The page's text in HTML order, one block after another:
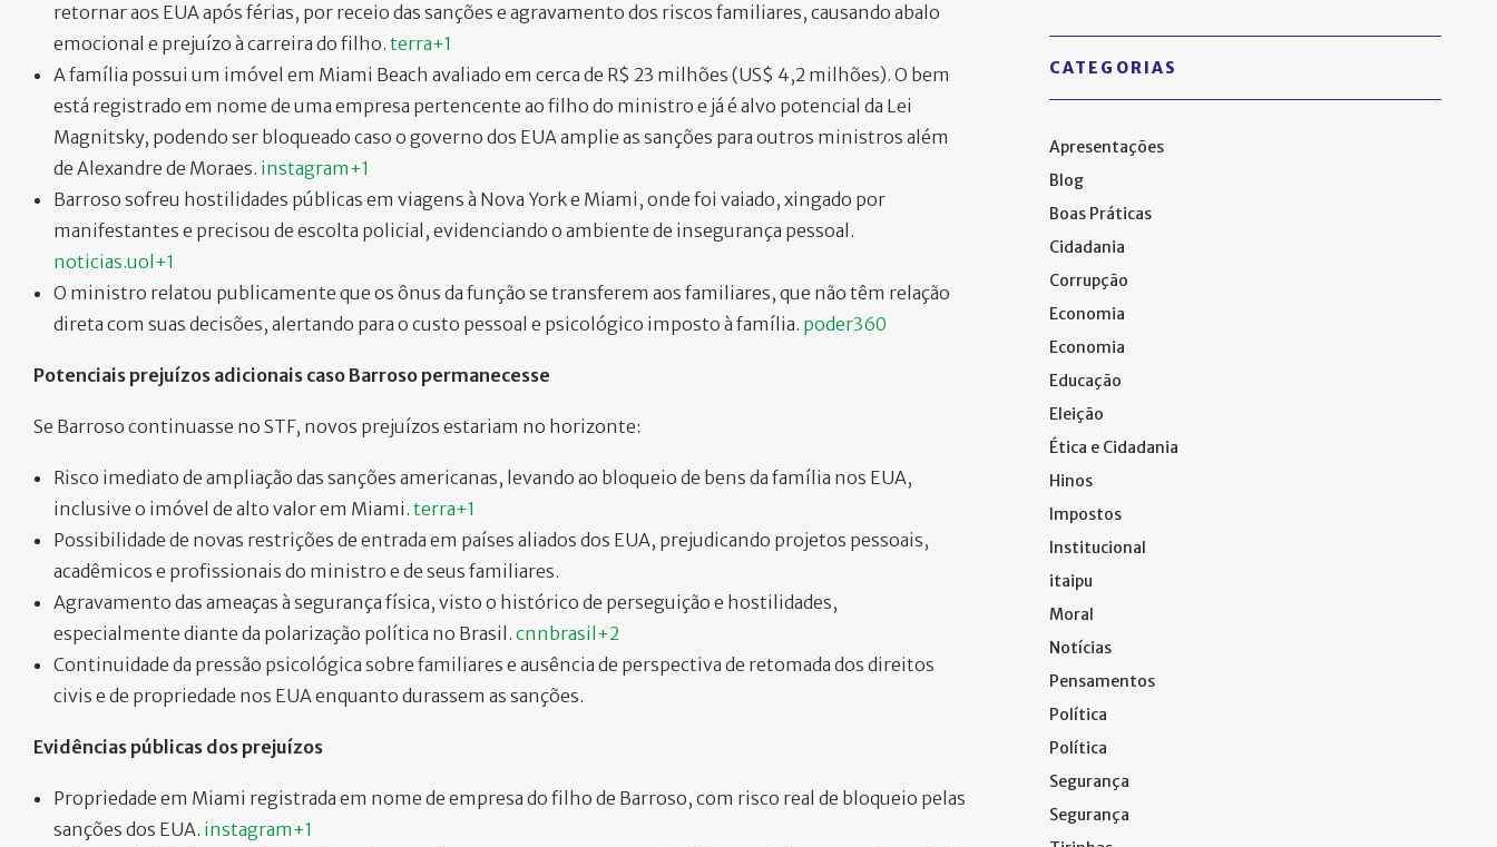
retornar aos EUA após férias, por receio das sanções e agravamento dos riscos familiares, causando abalo
emocional e prejuízo à carreira do filho. terra+1
A família possui um imóvel em Miami Beach avaliado em cerca de R$ 23 milhões (US$ 4,2 milhões). O bem
está registrado em nome de uma empresa pertencente ao filho do ministro e já é alvo potencial da Lei
Magnitsky, podendo ser bloqueado caso o governo dos EUA amplie as sanções para outros ministros além
de Alexandre de Moraes. instagram+1
Barroso sofreu hostilidades públicas em viagens à Nova York e Miami, onde foi vaiado, xingado por
manifestantes e precisou de escolta policial, evidenciando o ambiente de insegurança pessoal.
noticias.uol+1
O ministro relatou publicamente que os ônus da função se transferem aos familiares, que não têm relação
direta com suas decisões, alertando para o custo pessoal e psicológico imposto à família. ​ poder360
Potenciais prejuízos adicionais caso Barroso permanecesse
Se Barroso continuasse no STF, novos prejuízos estariam no horizonte:
Risco imediato de ampliação das sanções americanas, levando ao bloqueio de bens da família nos EUA,
inclusive o imóvel de alto valor em Miami. terra+1
Possibilidade de novas restrições de entrada em países aliados dos EUA, prejudicando projetos pessoais,
acadêmicos e profissionais do ministro e de seus familiares.
Agravamento das ameaças à segurança física, visto o histórico de perseguição e hostilidades,
especialmente diante da polarização política no Brasil. cnnbrasil+2
Continuidade da pressão psicológica sobre familiares e ausência de perspectiva de retomada dos direitos
civis e de propriedade nos EUA enquanto durassem as sanções.
Evidências públicas dos prejuízos
Propriedade em Miami registrada em nome de empresa do filho de Barroso, com risco real de bloqueio pelas
sanções dos EUA. instagram+1
CATEGORIAS
Apresentações
Blog
Boas Práticas
Cidadania
Corrupção
Economia
Economia
Educação
Eleição
Ética e Cidadania
Hinos
Impostos
Institucional
itaipu
Moral
Notícias
Pensamentos
Política
Política
Segurança
Segurança